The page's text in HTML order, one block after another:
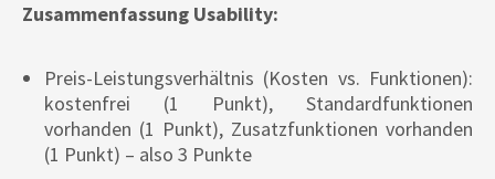
Zusammenfassung Usability:
Preis-Leistungsverhältnis (Kosten vs. Funktionen):
kostenfrei (1 Punkt), Standardfunktionen
vorhanden (1 Punkt), Zusatzfunktionen vorhanden
(1 Punkt) – also 3 Punkte